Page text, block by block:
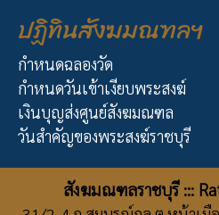
ปฏิทินสังฆมณฑลฯ
กำหนดฉลองวัด
กำหนดวันเข้าเงียบพระสงฆ์
เงินบุญส่งศูนย์สังฆมณฑล
วันสำคัญของพระสงฆ์ราชบุรี
สังฆมณฑลราชบุรี :::